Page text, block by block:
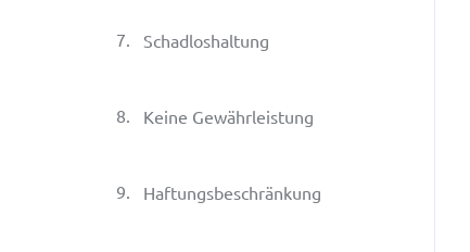
7. Schadloshaltung
8. Keine Gewährleistung
9. Haftungsbeschränkung